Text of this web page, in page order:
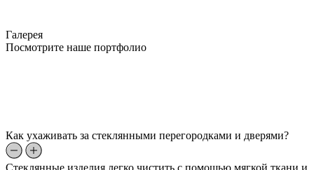
Галерея
Посмотрите наше портфолио
Как ухаживать за стеклянными перегородками и дверями?